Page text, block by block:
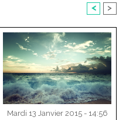
< >
Mardi 13 Janvier 2015 - 14:56